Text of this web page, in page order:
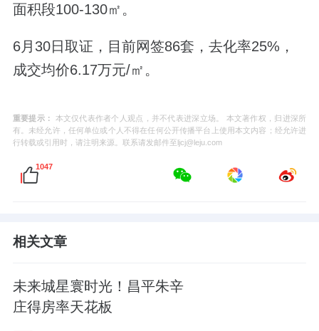
面积段100-130㎡。
6月30日取证， 目前网签86套，去化率25%，
成交均价6.17万元/㎡ 。
重要提示：
本文仅代表作者个人观点，并不代表进深立场。 本文著作权，归进深所
有。未经允许，任何单位或个人不得在任何公开传播平台上使用本文内容；经允许进
行转载或引用时，请注明来源。联系请发邮件至ljcj@leju.com
1047
相关文章
未来城星寰时光！昌平朱辛
庄得房率天花板